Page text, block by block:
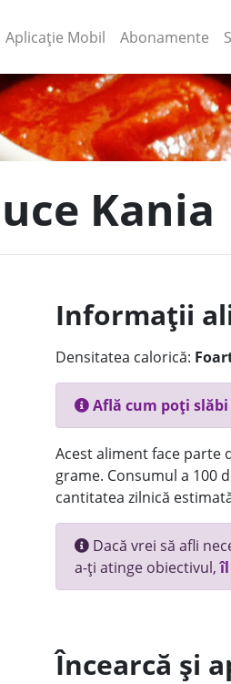
(current)
Aplicație Mobil (current)
Abonamente
Kania
Informații
Densitatea calorică:
Află cum poți
Acest aliment face parte
grame. Consumul a 100
cantitatea zilnică
Dacă vrei să afli
a-ți atinge obiectivul,îl
Încearcă și